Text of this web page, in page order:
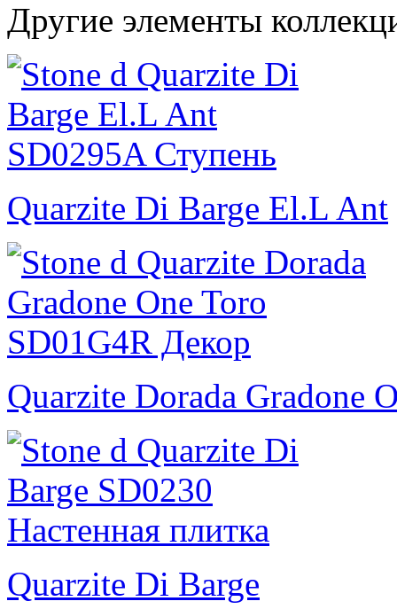
Другие элементы
Quarzite Di Barge El.L Ant
Quarzite Dorada Gradone
Quarzite Di Barge